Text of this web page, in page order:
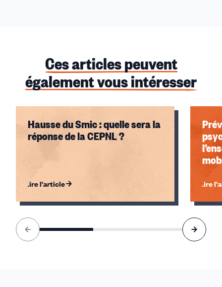
Ces articles peuvent
également vous intéresser
Hausse du Smic : quelle sera la
réponse de la CEPNL ?
Lire l'article Lire